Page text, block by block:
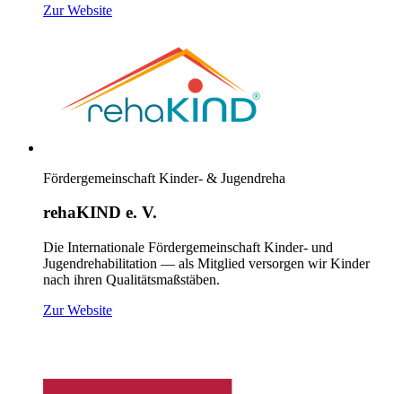
Zur Website(öffnet neues Fenster)
Fördergemeinschaft Kinder- & Jugendreha
rehaKIND e. V.
Die Internationale Fördergemeinschaft Kinder- und
Jugendrehabilitation — als Mitglied versorgen wir Kinder
nach ihren Qualitätsmaßstäben.
Zur Website(öffnet neues Fenster)